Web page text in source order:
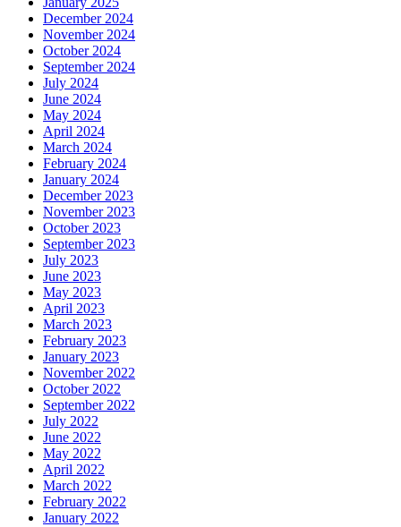
December 2024
November 2024
October 2024
September 2024
July 2024
June 2024
May 2024
April 2024
March 2024
February 2024
January 2024
December 2023
November 2023
October 2023
September 2023
July 2023
June 2023
May 2023
April 2023
March 2023
February 2023
January 2023
November 2022
October 2022
September 2022
July 2022
June 2022
May 2022
April 2022
March 2022
February 2022
January 2022